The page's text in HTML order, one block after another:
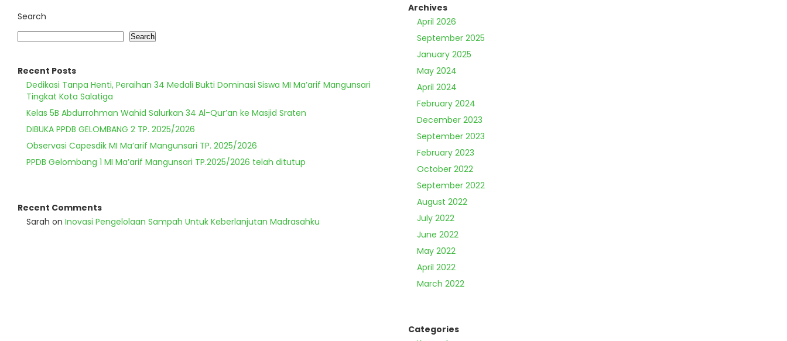
Search
Search
Recent Posts
Dedikasi Tanpa Henti, Peraihan 34 Medali Bukti Dominasi Siswa MI Ma’arif Mangunsari
Tingkat Kota Salatiga
Kelas 5B Abdurrohman Wahid Salurkan 34 Al-Qur’an ke Masjid Sraten
DIBUKA PPDB GELOMBANG 2 TP. 2025/2026
Observasi Capesdik MI Ma’arif Mangunsari TP. 2025/2026
PPDB Gelombang 1 MI Ma’arif Mangunsari TP.2025/2026 telah ditutup
Recent Comments
Sarah on Inovasi Pengelolaan Sampah Untuk Keberlanjutan Madrasahku
Archives
April 2026
September 2025
January 2025
May 2024
April 2024
February 2024
December 2023
September 2023
February 2023
October 2022
September 2022
August 2022
July 2022
June 2022
May 2022
April 2022
March 2022
Categories